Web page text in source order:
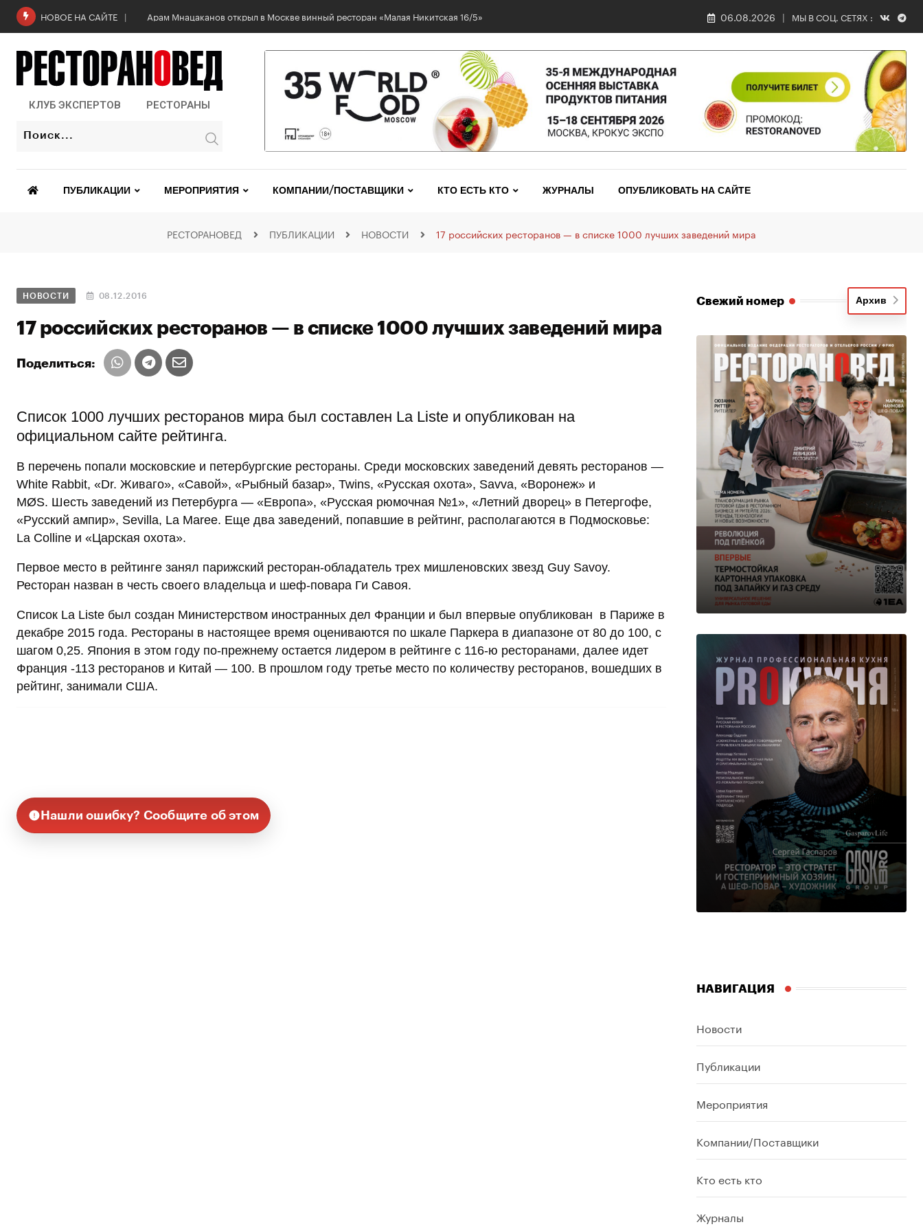
НОВОЕ НА САЙТЕ Арам Мнацаканов открыл в Москве винный ресторан «Малая Никитская 16/5» 06.08.2026 МЫ В СОЦ. СЕТЯХ :
КЛУБ ЭКСПЕРТОВ РЕСТОРАНЫ
ПУБЛИКАЦИИ МЕРОПРИЯТИЯ КОМПАНИИ/ПОСТАВЩИКИ КТО ЕСТЬ КТО ЖУРНАЛЫ ОПУБЛИКОВАТЬ НА САЙТЕ
РЕСТОРАНОВЕД ПУБЛИКАЦИИ НОВОСТИ 17 российских ресторанов — в списке 1000 лучших заведений мира
НОВОСТИ 08.12.2016
17 российских ресторанов — в списке 1000 лучших заведений мира
Поделиться:
Список 1000 лучших ресторанов мира был составлен La Liste и опубликован на
официальном сайте рейтинга.
В перечень попали московские и петербургские рестораны. Среди московских заведений девять ресторанов —
White Rabbit, «Dr. Живаго», «Савой», «Рыбный базар», Twins, «Русская охота», Savva, «Воронеж» и
MØS. Шесть заведений из Петербурга — «Европа», «Русская рюмочная №1», «Летний дворец» в Петергофе,
«Русский ампир», Sevilla, La Maree. Еще два заведений, попавшие в рейтинг, располагаются в Подмосковье:
La Colline и «Царская охота».
Первое место в рейтинге занял парижский ресторан-обладатель трех мишленовских звезд Guy Savoy.
Ресторан назван в честь своего владельца и шеф-повара Ги Савоя.
Список La Liste был создан Министерством иностранных дел Франции и был впервые опубликован в Париже в
декабре 2015 года. Рестораны в настоящее время оцениваются по шкале Паркера в диапазоне от 80 до 100, с
шагом 0,25. Япония в этом году по-прежнему остается лидером в рейтинге с 116-ю ресторанами, далее идет
Франция -113 ресторанов и Китай — 100. В прошлом году третье место по количеству ресторанов, вошедших в
рейтинг, занимали США.
Нашли ошибку? Сообщите об этом
Свежий номер Архив
НАВИГАЦИЯ
Новости
Публикации
Мероприятия
Компании/Поставщики
Кто есть кто
Журналы